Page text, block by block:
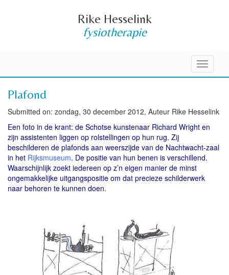
Rike Hesselink
fysiotherapie
Toggle
Plafond
Submitted on: zondag, 30 december 2012, Auteur Rike Hesselink
Een foto in de krant: de Schotse kunstenaar Richard Wright en
zijn assistenten liggen op rolstellingen op hun rug. Zij
beschilderen de plafonds aan weerszijde van de Nachtwacht-zaal
in het Rijksmuseum. De positie van hun benen is verschillend.
Waarschijnlijk zoekt iedereen op z’n eigen manier de minst
ongemakkelijke uitgangspositie om dat precieze schilderwerk
naar behoren te kunnen doen.